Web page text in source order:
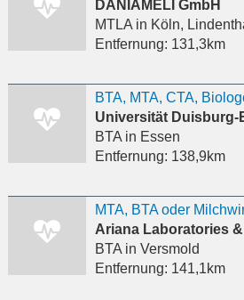
DANIAMELI GmbH
MTLAin Köln,
Entfernung: 131,3km
BTAin Essen
Entfernung: 138,9km
Ariana Laboratories
BTAin Versmold
Entfernung: 141,1km